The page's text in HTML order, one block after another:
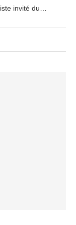
invité du…